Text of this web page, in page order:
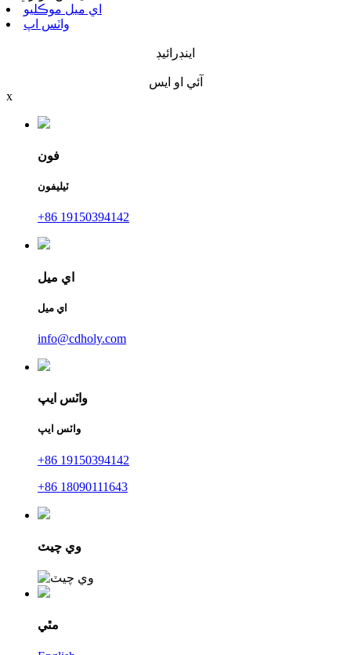
اي ميل موڪليو
واٽس اپ
اينڊرائيڊ
آئي او ايس
x
فون
ٽيليفون
+86 19150394142
اي ميل
اي ميل
info@cdholy.com
واٽس ايپ
واٽس ايپ
+86 19150394142
+86 18090111643
وي چيٽ
مٿي